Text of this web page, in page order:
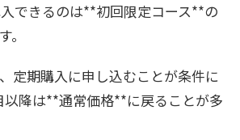
できるのは**初回限定コース**の
。
定期購入に申し込むことが条件に
以降は**通常価格**に戻ることが多